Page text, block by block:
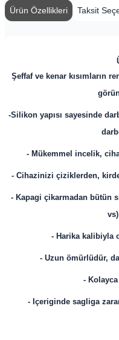
Ürün Özellikleri Taksit
Şeffaf ve kenar kısımların
-Silikon yapısı sayesinde
- Mükemmel incelik,
- Cihazinizi çiziklerden,
- Kapagi çikarmadan bütün
- Harika kalibiyla
- Uzun ömürlüdür,
-
- Içeriginde sagliga